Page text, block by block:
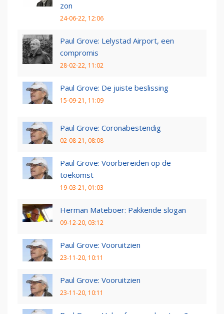
zon
24-06-22, 12:06
Paul Grove: Lelystad Airport, een
compromis
28-02-22, 11:02
Paul Grove: De juiste beslissing
15-09-21, 11:09
Paul Grove: Coronabestendig
02-08-21, 08:08
Paul Grove: Voorbereiden op de
toekomst
19-03-21, 01:03
Herman Mateboer: Pakkende slogan
09-12-20, 03:12
Paul Grove: Vooruitzien
23-11-20, 10:11
Paul Grove: Vooruitzien
23-11-20, 10:11